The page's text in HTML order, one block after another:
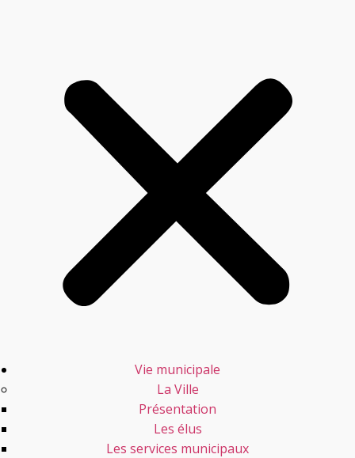
Vie municipale
La Ville
Présentation
Les élus
Les services municipaux